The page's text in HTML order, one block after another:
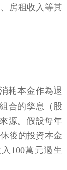
房租收入等其
耗本金作為退
合的孳息（股
源。假設每年
後的投資本金
100萬元過生